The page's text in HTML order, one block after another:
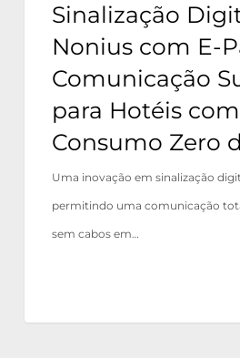
com
Consumo
Zero
Energia
Sinalização
Nonius com E-
Comunicação
para Hotéis com
Consumo Zero
Uma inovação em sinalização
permitindo uma comunicação
sem cabos em…